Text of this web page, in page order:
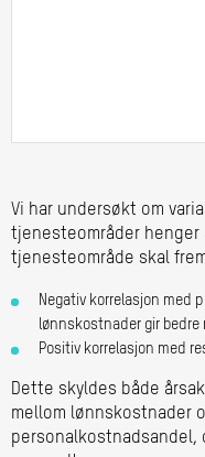
Vi har undersøkt om
tjenesteområder henger
tjenesteområde skal
Negativ korrelasjon med
lønnskostnader gir bedre
Positiv korrelasjon med
Dette skyldes både
mellom lønnskostnader
personalkostnadsandel,